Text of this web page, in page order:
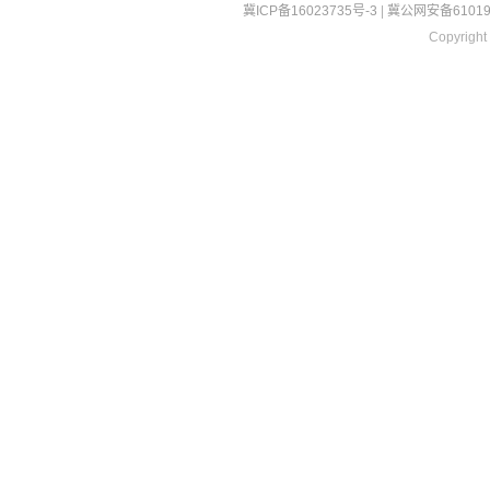
冀ICP备16023735号-3
冀公网安备